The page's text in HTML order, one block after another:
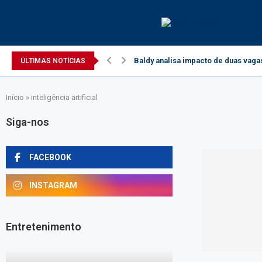
ÚLTIMAS NOTÍCIAS Baldy analisa impacto de duas
Início » inteligência artificial
Siga-nos
FACEBOOK
INSTAGRAM
Entretenimento